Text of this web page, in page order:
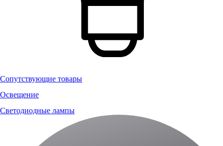
Сопутствующие товары
Освещение
Светодиодные лампы